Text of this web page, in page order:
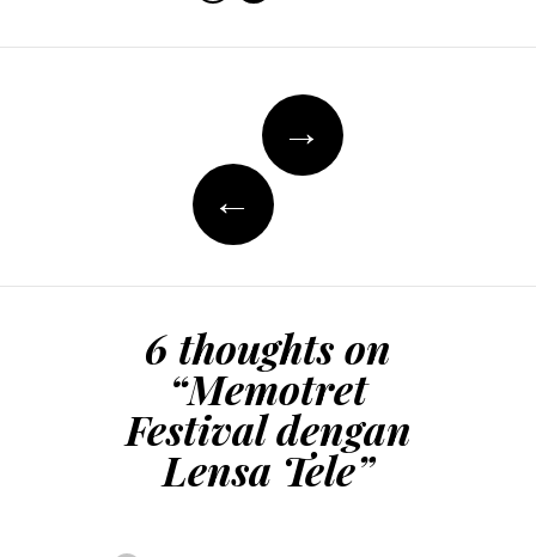
navigation
→
←
6 thoughts on
“Memotret
Festival dengan
Lensa Tele”